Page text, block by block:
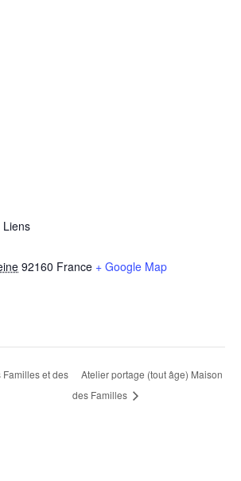
Liens
92160 France + Google Map
Familles et des
Atelier portage (tout âge) Maison
des Familles